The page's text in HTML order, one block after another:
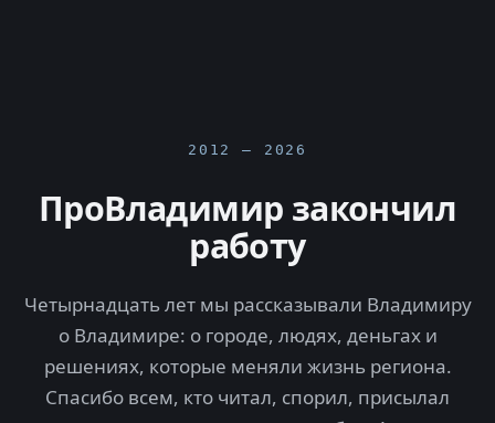
2012 — 2026
ПроВладимир закончил
работу
Четырнадцать лет мы рассказывали Владимиру
о Владимире: о городе, людях, деньгах и
решениях, которые меняли жизнь региона.
Спасибо всем, кто читал, спорил, присылал